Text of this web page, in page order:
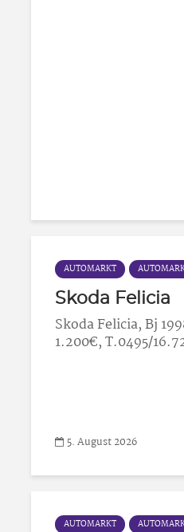
AUTOMARKT
Skoda Felicia
Skoda Felicia, Bj
1.200€, T.0495/
5. August 2026
AUTOMARKT